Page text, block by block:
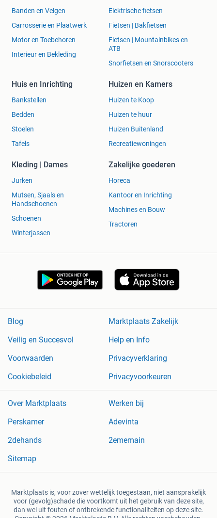
Banden en Velgen
Carrosserie en Plaatwerk
Motor en Toebehoren
Interieur en Bekleding
Elektrische fietsen
Fietsen | Bakfietsen
Fietsen | Mountainbikes en
ATB
Snorfietsen en Snorscooters
Huis en Inrichting
Bankstellen
Bedden
Stoelen
Tafels
Huizen en Kamers
Huizen te Koop
Huizen te huur
Huizen Buitenland
Recreatiewoningen
Kleding | Dames
Jurken
Mutsen, Sjaals en
Handschoenen
Schoenen
Winterjassen
Zakelijke goederen
Horeca
Kantoor en Inrichting
Machines en Bouw
Tractoren
Blog
Marktplaats Zakelijk
Veilig en Succesvol
Help en Info
Voorwaarden
Privacyverklaring
Cookiebeleid
Privacyvoorkeuren
Over Marktplaats
Werken bij
Perskamer
Adevinta
2dehands
2ememain
Sitemap
Marktplaats is, voor zover wettelijk toegestaan, niet aansprakelijk
voor (gevolg)schade die voortkomt uit het gebruik van deze site,
dan wel uit fouten of ontbrekende functionaliteiten op deze site.